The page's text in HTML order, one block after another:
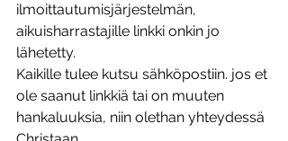
ilmoittautumisjärjestelmän,
aikuisharrastajille linkki onkin jo
lähetetty.
Kaikille tulee kutsu sähköpostiin. jos et
ole saanut linkkiä tai on muuten
hankaluuksia, niin olethan yhteydessä